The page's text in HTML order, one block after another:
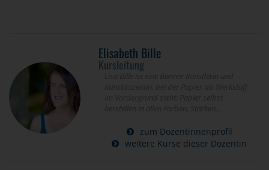
Elisabeth Bille
Kursleitung
zum Dozentinnenprofil
weitere Kurse dieser Dozentin